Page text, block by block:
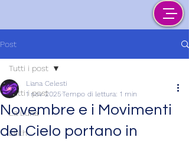
Post
Tutti i post
La Luna
Lilith
Tutti i post
Novembre e i Movimenti
del Cielo portano in
Liana Celesti
1 nov 2025Tempo di lettura: 1 min